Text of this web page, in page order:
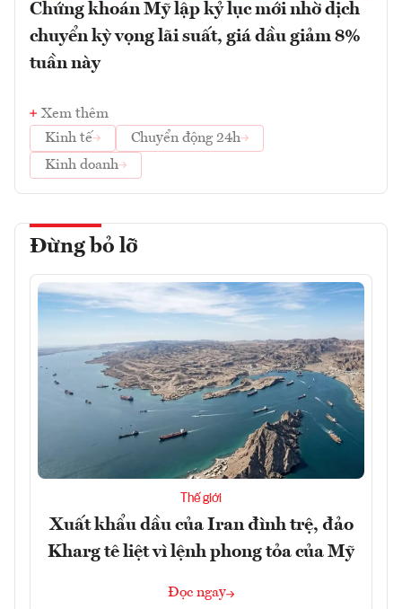
Chứng khoán Mỹ lập kỷ lục mới nhờ dịch
chuyển kỳ vọng lãi suất, giá dầu giảm 8%
tuần này
Xem thêm
Kinh tế
Chuyển động 24h
Kinh doanh
Đừng bỏ lỡ
Thế giới
Xuất khẩu dầu của Iran đình trệ, đảo
Kharg tê liệt vì lệnh phong tỏa của Mỹ
Đọc ngay